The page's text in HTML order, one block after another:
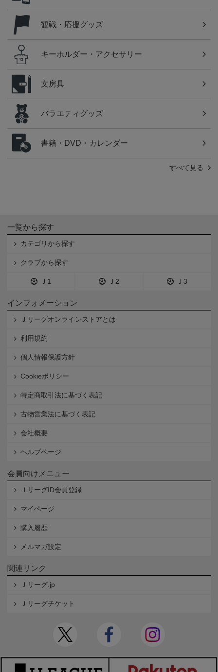
観戦・応援グッズ
キーホルダー・アクセサリー
文房具
バラエティグッズ
書籍・DVD・カレンダー
すべて見る
一覧から探す
カテゴリから探す
クラブから探す
Ｊ1 Ｊ2 Ｊ3
インフォメーション
Ｊリーグオンラインストアとは
利用規約
個人情報保護方針
Cookieポリシー
特定商取引法に基づく表記
古物営業法に基づく表記
会社概要
ヘルプページ
会員向けメニュー
ＪリーグID会員登録
マイページ
購入履歴
メルマガ設定
関連リンク
Ｊリーグ.jp
Ｊリーグチケット